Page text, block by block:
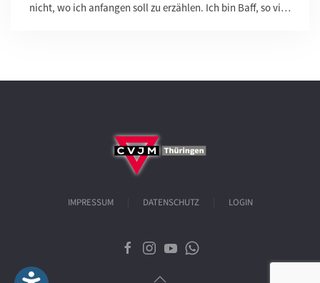
nicht, wo ich anfangen soll zu erzählen. Ich bin Baff, so vi…
IMPRESSUM DATENSCHUTZ LOGIN